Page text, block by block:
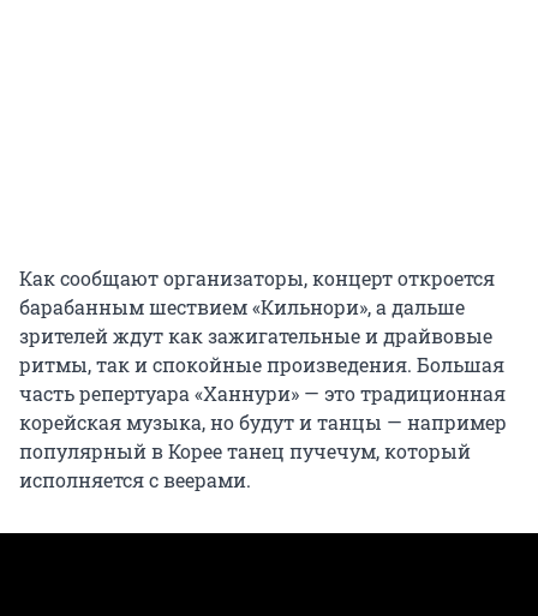
Как сообщают организаторы, концерт откроется
барабанным шествием «Кильнори», а дальше
зрителей ждут как зажигательные и драйвовые
ритмы, так и спокойные произведения. Большая
часть репертуара «Ханнури» — это традиционная
корейская музыка, но будут и танцы — например
популярный в Корее танец пучечум, который
исполняется с веерами.